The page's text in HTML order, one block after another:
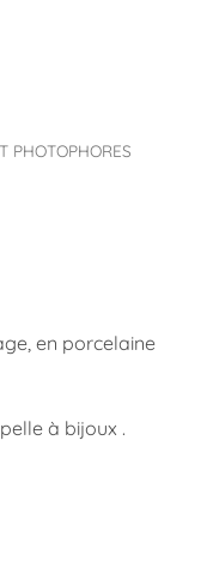
PHOTOPHORES
en porcelaine
à bijoux .